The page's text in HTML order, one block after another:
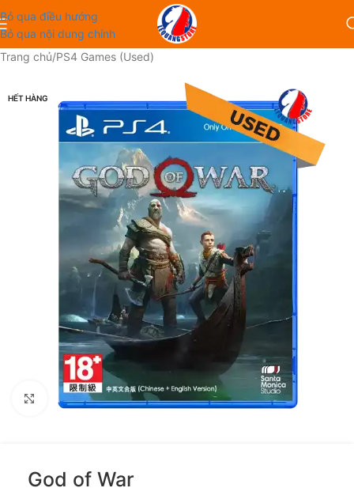
Bỏ qua điều hướng
Bỏ qua nội dung chính
Trang chủ/PS4 Games (Used)
HẾT HÀNG
Nhấp để phóng to
God of War